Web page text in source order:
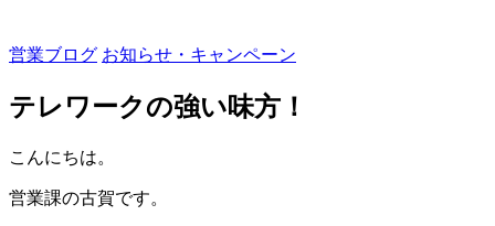
営業ブログ お知らせ・キャンペーン
テレワークの強い味方！
こんにちは。
営業課の古賀です。